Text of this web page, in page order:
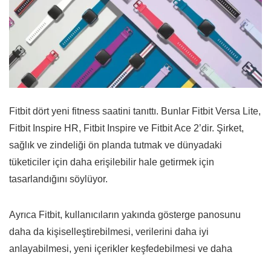
Fitbit dört yeni fitness saatini tanıttı. Bunlar Fitbit Versa Lite,
Fitbit Inspire HR, Fitbit Inspire ve Fitbit Ace 2’dir. Şirket,
sağlık ve zindeliği ön planda tutmak ve dünyadaki
tüketiciler için daha erişilebilir hale getirmek için
tasarlandığını söylüyor.
Ayrıca Fitbit, kullanıcıların yakında gösterge panosunu
daha da kişiselleştirebilmesi, verilerini daha iyi
anlayabilmesi, yeni içerikler keşfedebilmesi ve daha